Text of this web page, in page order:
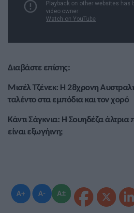
A+ A- A±
Διαβάστε επίσης:
Μισέλ Τζένεκ: Η 28χρονη
ταλέντο στα εμπόδια και τον χορό
Κάντι Σάγκνια: Η Σουηδέζα
είναι εξωγήινη;